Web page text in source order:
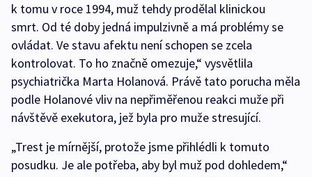
k tomu v roce 1994, muž tehdy prodělal klinickou
smrt. Od té doby jedná impulzivně a má problémy se
ovládat. Ve stavu afektu není schopen se zcela
kontrolovat. To ho značně omezuje,“ vysvětlila
psychiatrička Marta Holanová. Právě tato porucha měla
podle Holanové vliv na nepřiměřenou reakci muže při
návštěvě exekutora, jež byla pro muže stresující.
„Trest je mírnější, protože jsme přihlédli k tomuto
posudku. Je ale potřeba, aby byl muž pod dohledem,“